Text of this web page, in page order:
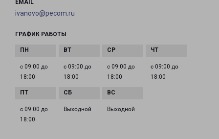
EMAIL
ivanovo@pecom.ru
ГРАФИК РАБОТЫ
с 09:00 до
18:00
с 09:00 до
18:00
с 09:00 до
18:00
с 09:00 до
18:00
с 09:00 до
18:00
Выходной Выходной